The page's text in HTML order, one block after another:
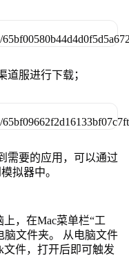
道服进行下载；
需要的应用，可以通过
拟器中。
上，在Mac菜单栏“工
脑文件夹。 从电脑文件
文件，打开后即可触发